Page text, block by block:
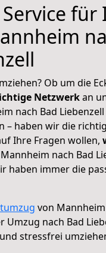
Ob um die
Netzwerkan
nach Bad
– haben wir die
Ihre Fragen wollen,
nach Bad
haben immer die
von
Umzug nach Bad
stressfrei